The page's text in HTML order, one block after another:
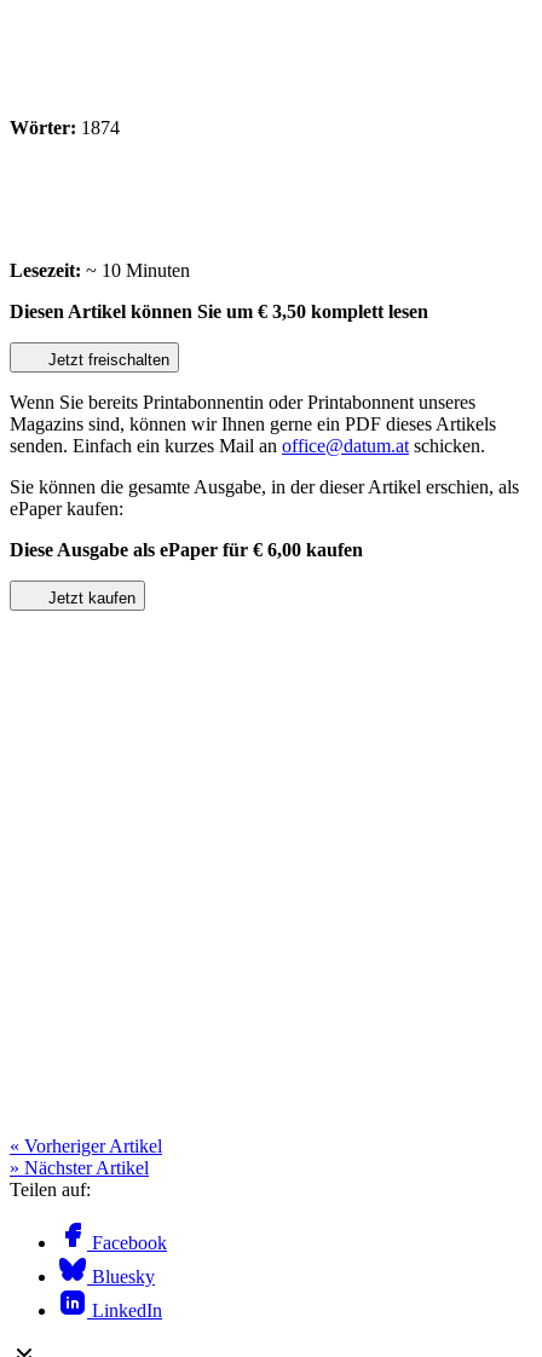
Wörter: 1874
Lesezeit: ~ 10 Minuten
Diesen Artikel können Sie um € 3,50 komplett lesen
Jetzt freischalten
Wenn Sie bereits Printabonnentin oder Printabonnent unseres
Magazins sind, können wir Ihnen gerne ein PDF dieses Artikels
senden. Einfach ein kurzes Mail an office@datum.at schicken.
Sie können die gesamte Ausgabe, in der dieser Artikel erschien, als
ePaper kaufen:
Diese Ausgabe als ePaper für € 6,00 kaufen
Jetzt kaufen
« Vorheriger Artikel
» Nächster Artikel
Teilen auf:
Facebook
Bluesky
LinkedIn